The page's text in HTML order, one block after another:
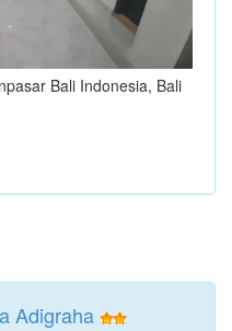
Bali Indonesia, Bali
Adigraha